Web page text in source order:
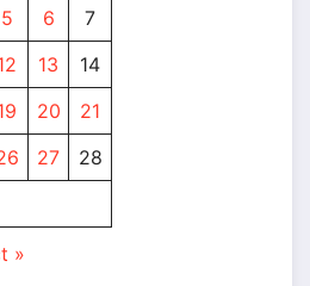
5 6
7
13
14
20
21
27
28
»